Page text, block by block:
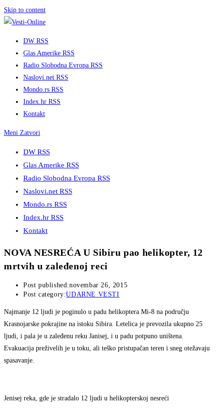
Skip to content
DW RSS
Glas Amerike RSS
Radio Slobodna Evropa RSS
Naslovi.net RSS
Mondo.rs RSS
Index.hr RSS
Kontakt
Meni Zatvori
DW RSS
Glas Amerike RSS
Radio Slobodna Evropa RSS
Naslovi.net RSS
Mondo.rs RSS
Index.hr RSS
Kontakt
NOVA NESREĆA U Sibiru pao helikopter, 12
mrtvih u zaleđenoj reci
Post published:novembar 26, 2015
Post category:UDARNE VESTI
Najmanje 12 ljudi je poginulo u padu helikoptera Mi-8 na području
Krasnojarske pokrajine na istoku Sibira. Letelica je prevozila ukupno 25
ljudi, i pala je u zaleđenu reku Janisej, i u padu potpuno uništena.
Evakuacija preživelih je u toku, ali teško pristupačan teren i sneg otežavaju
spasavanje.
Jenisej reka, gde je stradalo 12 ljudi u helikopterskoj nesreći